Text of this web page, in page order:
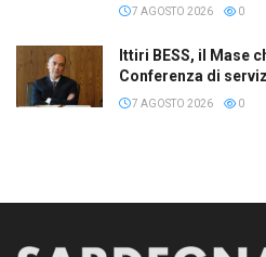
7 AGOSTO 2026 0
Ittiri BESS, il Mase
Conferenza di
7 AGOSTO 2026 0